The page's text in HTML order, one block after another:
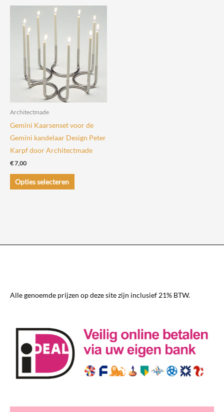
variaties.
optie
kan
gekozen
worden
op
de
Architectmade
Gemini Kaarsenset voor de
Gemini kandelaar Design Peter
Karpf door Architectmade
€7,00
Opties selecteren
Dit
product
productpagina
Alle genoemde prijzen op deze site zijn inclusief 21% BTW.